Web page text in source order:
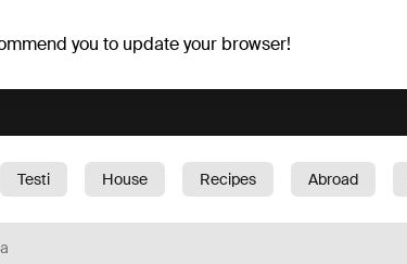
you to update your browser!
Testi House Recipes Abroad